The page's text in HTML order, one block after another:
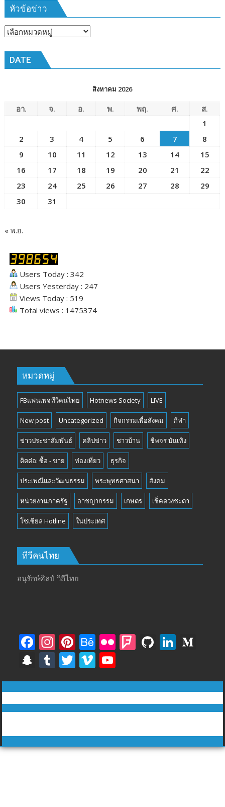
๒๕๖๙
หัวข้อข่าว
หัวข้อ
DATE
สิงหาคม 2026
อา. จ. อ. พ. พฤ. ศ.
ส.
1
2
3 4 5 6 7
8
9
10 11 12 13 14
15
16
17 18 19 20 21
22
23
24 25 26 27 28
29
30
31
« พ.ย.
Users Today : 342
Users Yesterday : 247
Views Today : 519
Total views : 1475374
หมวดหมู่
FBแฟนเพจทีวีคนไทย Hotnews Society LIVE
New post Uncategorized กิจกรรมเพื่อสังคม กีฬา
ข่าวประชาสัมพันธ์ คลิปข่าว ชาวบ้าน ชีพจร บันเทิง
ติดต่อ: ซื้อ - ขาย ท่องเที่ยว ธุรกิจ
ประเพณีและวัฒนธรรม พระพุทธศาสนา สังคม
หน่วยงานภาครัฐ อาชญากรรม เกษตร เช็คดวงชะตา
โซเซียล Hotline ในประเทศ
ทีวีคนไทย
อนุรักษ์ศิลป์ วิถีไทย
F
ac
e
b
o
k
In
st
a
gr
a
Pi
nt
er
e
st
B
e
h
a
n
e
Fli F
rs
q
ar
e
Gi
u
b
Li
e
dI
u
m
S
n
a
p
h
at
T
u
m
bl
T
w
itt
er
Vi
m
e
o
o
u
T
b
e